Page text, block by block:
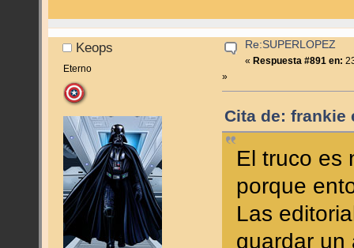
Keops
Eterno
Re:SUPERLOPEZ
« Respuesta #891 en:
»
Cita de: frankie
El truco es
porque
Las
guardar un